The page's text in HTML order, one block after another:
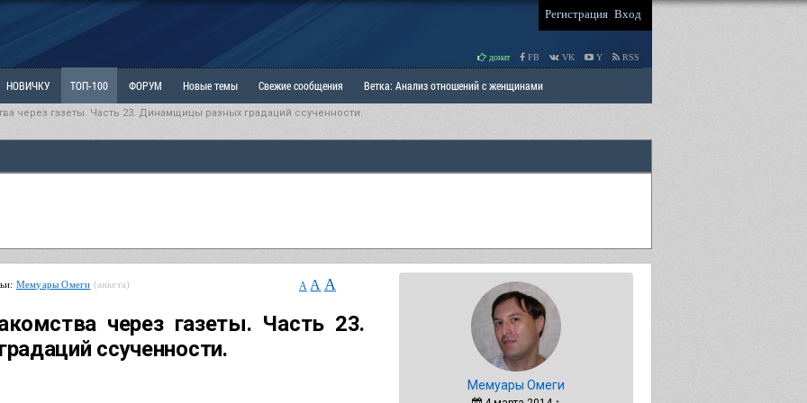
Регистрация Вход
донат FB VK Y RSS
НОВИЧКУ ТОП-100 ФОРУМ Новые темы Свежие сообщения Ветка: Анализ отношений с женщинами
Наболевшее. Выскажись! РАЗДЕЛ: Мы и Женщины РАЗДЕЛ: Маскулизм, МД и права мужчин
через газеты. Часть 23. Динамщицы разных градаций ссученности.
Мемуары Омеги (анкета) A A A
через газеты. Часть 23.
ссученности.
Мемуары Омеги